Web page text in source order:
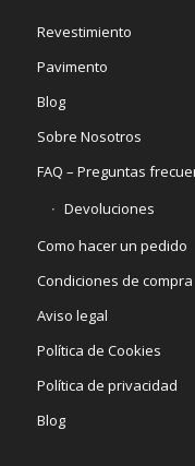
Revestimiento
Pavimento
Blog
Sobre Nosotros
FAQ – Preguntas
Devoluciones
Como hacer un pedido
Condiciones de compra
Aviso legal
Política de Cookies
Política de privacidad
Blog